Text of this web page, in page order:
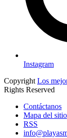
Instagram
Copyright Los
Rights Reserved
Contáctanos
Mapa del sitio
RSS